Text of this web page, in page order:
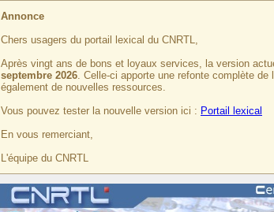
Annonce
Chers usagers du portail lexical du CNRTL,
Après vingt ans de bons et loyaux services, la version
septembre 2026. Celle-ci apporte une refonte complète
également de nouvelles ressources.
Vous pouvez tester la nouvelle version ici : Portail lexical
En vous remerciant,
L'équipe du CNRTL